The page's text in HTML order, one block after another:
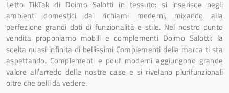
Letto TikTak di Doimo Salotti in tessuto: si inserisce negli
ambienti domestici dai richiami moderni, mixando alla
perfezione grandi doti di funzionalità e stile. Nel nostro punto
vendita proponiamo mobili e complementi Doimo Salotti: la
scelta quasi infinita di bellissimi Complementi della marca ti sta
aspettando. Complementi e pouf moderni aggiungono grande
valore all’arredo delle nostre case e si rivelano plurifunzionali
oltre che belli da vedere.